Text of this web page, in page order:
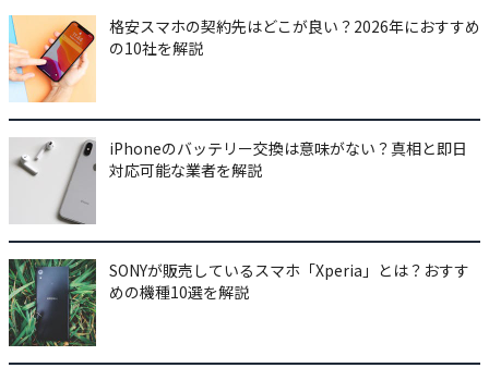
格安スマホの契約先はどこが良い？2026年におすすめ
の10社を解説
iPhoneのバッテリー交換は意味がない？真相と即日
対応可能な業者を解説
SONYが販売しているスマホ「Xperia」とは？おすす
めの機種10選を解説